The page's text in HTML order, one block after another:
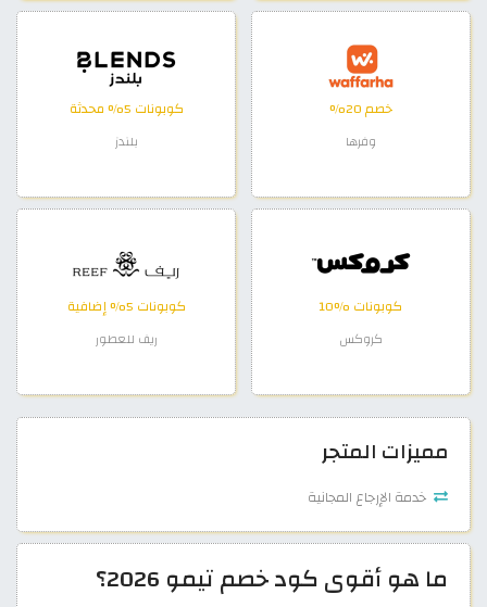
خصم 20%
وفرها
كوبونات 5% محدثة
بلندز
كوبونات %10
كروكس
كوبونات 5% إضافية
ريف للعطور
مميزات المتجر
خدمة الإرجاع المجانية
ما هو أقوى كود خصم تيمو 2026؟